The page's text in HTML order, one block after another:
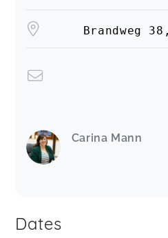
Brandweg
Carina Mann
Dates